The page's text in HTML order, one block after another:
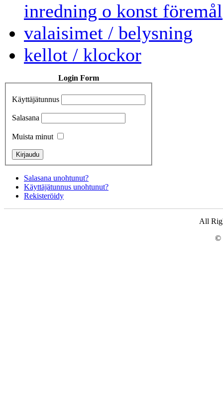
inredning o konst föremål
valaisimet / belysning
kellot / klockor
Login Form
Käyttäjätunnus
Salasana
Muista minut
Salasana unohtunut?
Käyttäjätunnus unohtunut?
Rekisteröidy
All
©